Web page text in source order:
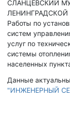
СЛАНЦЕВСКИЙ
ЛЕНИНГРАДСКОЙ
Работы по
систем
услуг по
системы
населенных
Данные
"ИНЖЕНЕРНЫЙ